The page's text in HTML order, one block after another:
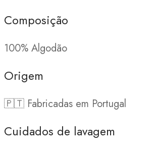
Composição
100% Algodão
Origem
🇵🇹 Fabricadas em Portugal
Cuidados de lavagem